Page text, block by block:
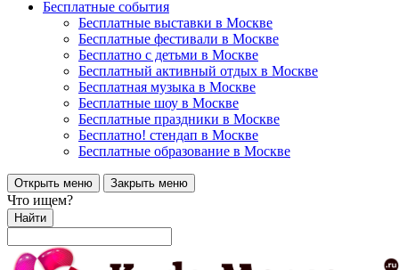
Бесплатные события
Бесплатные выставки в Москве
Бесплатные фестивали в Москве
Бесплатно с детьми в Москве
Бесплатный активный отдых в Москве
Бесплатная музыка в Москве
Бесплатные шоу в Москве
Бесплатные праздники в Москве
Бесплатно! стендап в Москве
Бесплатные образование в Москве
Открыть меню Закрыть меню
Что ищем?
Найти